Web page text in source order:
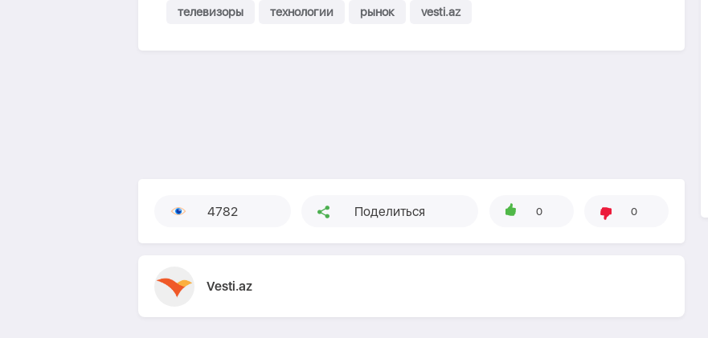
телевизоры
технологии рынок vesti.az
4782 Поделиться 0 0
Vesti.az